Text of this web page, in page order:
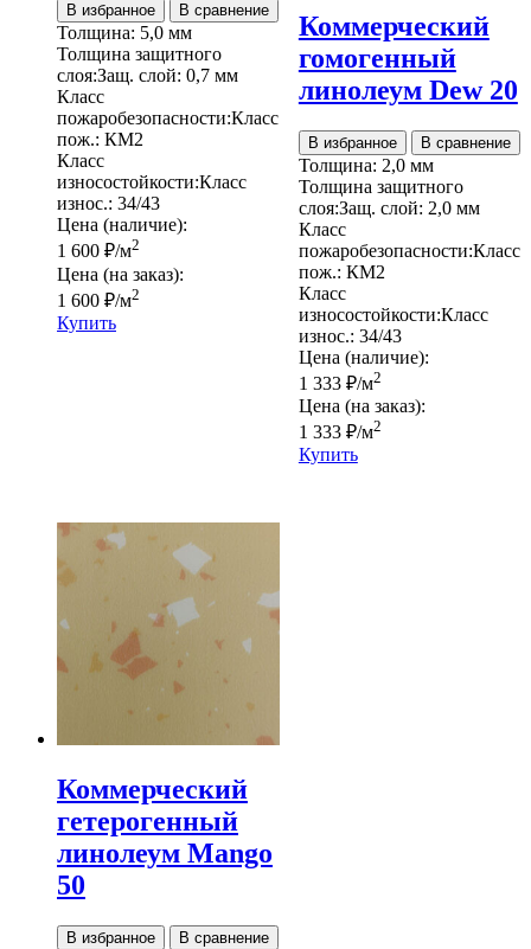
В избранное В сравнение
Толщина: 5,0 мм
Толщина защитного
слоя:Защ. слой: 0,7 мм
Класс
пожаробезопасности:Класс
пож.: КМ2
Класс
износостойкости:Класс
износ.: 34/43
Цена (наличие):
1 600 ₽/м2
Цена (на заказ):
1 600 ₽/м2
Купить
Коммерческий
гомогенный
линолеум Dew 20
В избранное В сравнение
Толщина: 2,0 мм
Толщина защитного
слоя:Защ. слой: 2,0 мм
Класс
пожаробезопасности:Класс
пож.: КМ2
Класс
износостойкости:Класс
износ.: 34/43
Цена (наличие):
1 333 ₽/м2
Цена (на заказ):
1 333 ₽/м2
Купить
Коммерческий
гетерогенный
линолеум Mango
50
В избранное В сравнение